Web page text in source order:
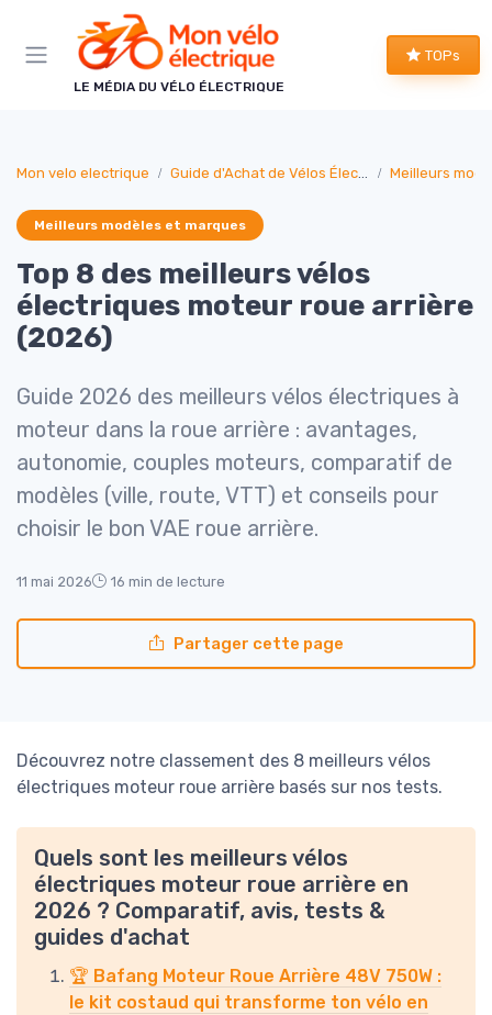
LE MÉDIA DU VÉLO ÉLECTRIQUE
TOPs
Mon velo electrique Guide d'Achat de Vélos Électriques Meilleurs
Meilleurs modèles et marques
Top 8 des meilleurs vélos
électriques moteur roue arrière
(2026)
Guide 2026 des meilleurs vélos électriques à
moteur dans la roue arrière : avantages,
autonomie, couples moteurs, comparatif de
modèles (ville, route, VTT) et conseils pour
choisir le bon VAE roue arrière.
11 mai 2026 16 min de lecture
Partager cette page
Découvrez notre classement des 8 meilleurs vélos
électriques moteur roue arrière basés sur nos tests.
Quels sont les meilleurs vélos
électriques moteur roue arrière en
2026 ? Comparatif, avis, tests &
guides d'achat
🏆 Bafang Moteur Roue Arrière 48V 750W :
le kit costaud qui transforme ton vélo en
Panneau de gestion des cookies